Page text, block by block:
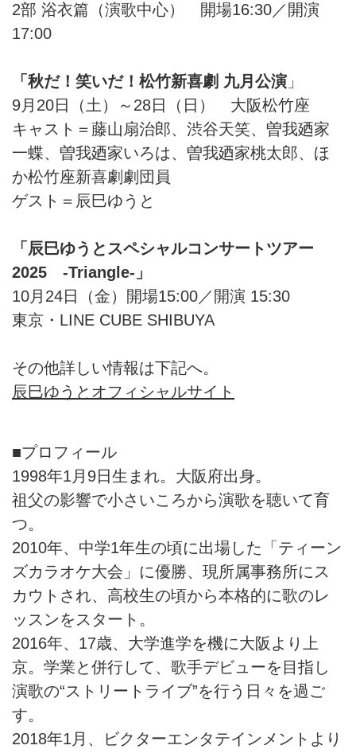
2部 浴衣篇（演歌中心） 開場16:30／開演
17:00
「秋だ！笑いだ！松竹新喜劇 九月公演 」
9月20日（土）～28日（日） 大阪松竹座
キャスト＝藤山扇治郎、渋谷天笑、曽我廼家
一蝶、曽我廼家いろは、曽我廼家桃太郎、ほ
か松竹座新喜劇劇団員
ゲスト＝辰巳ゆうと
「辰巳ゆうとスペシャルコンサートツアー
2025 -Triangle-」
10月24日（金）開場15:00／開演 15:30
東京・LINE CUBE SHIBUYA
その他詳しい情報は下記へ。
辰巳ゆうとオフィシャルサイト
■プロフィール
1998年1月9日生まれ。大阪府出身。
祖父の影響で小さいころから演歌を聴いて育
つ。
2010年、中学1年生の頃に出場した「ティーン
ズカラオケ大会」に優勝、現所属事務所にス
カウトされ、高校生の頃から本格的に歌のレ
ッスンをスタート。
2016年、17歳、大学進学を機に大阪より上
京。学業と併行して、歌手デビューを目指し
演歌の“ストリートライブ”を行う日々を過ご
す。
2018年1月、ビクターエンタテインメントより